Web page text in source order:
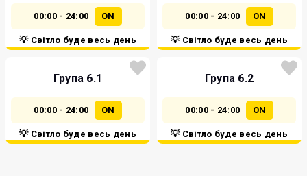
00:00 - 24:00 ON
💡 Світло буде весь день
00:00 - 24:00 ON
💡 Світло буде весь день
Група 6.1
00:00 - 24:00 ON
💡 Світло буде весь день
Група 6.2
00:00 - 24:00 ON
💡 Світло буде весь день